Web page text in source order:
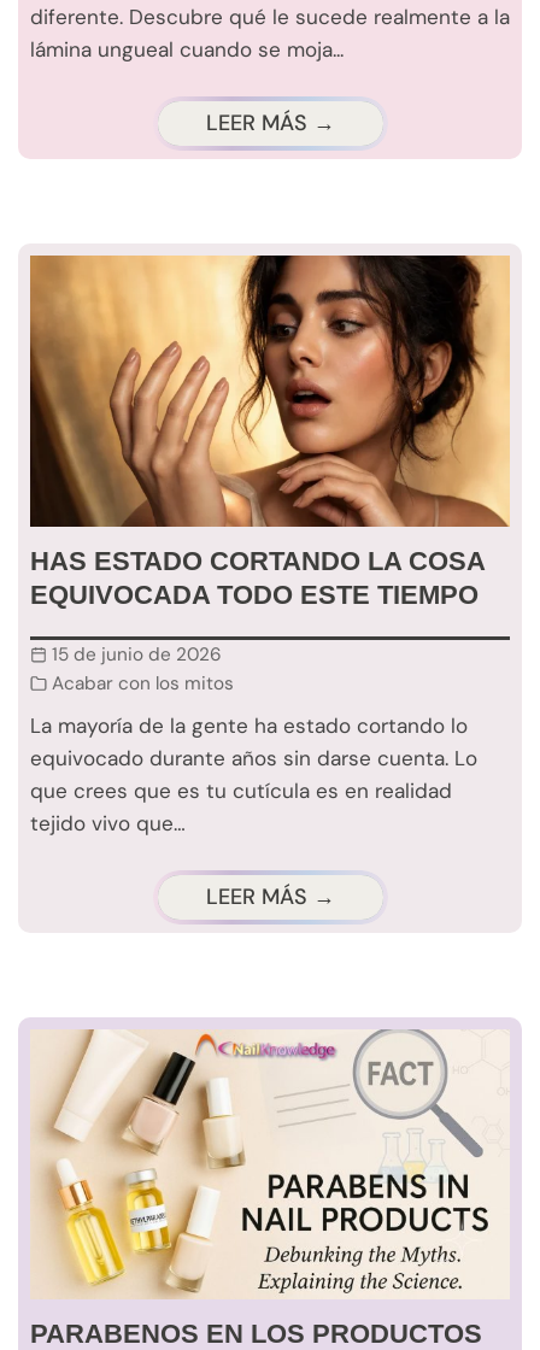
diferente. Descubre qué le sucede realmente a la
lámina ungueal cuando se moja...
LEER MÁS →
HAS ESTADO CORTANDO LA COSA
EQUIVOCADA TODO ESTE TIEMPO
15 de junio de 2026
Acabar con los mitos
La mayoría de la gente ha estado cortando lo
equivocado durante años sin darse cuenta. Lo
que crees que es tu cutícula es en realidad
tejido vivo que…
LEER MÁS →
PARABENOS EN LOS PRODUCTOS